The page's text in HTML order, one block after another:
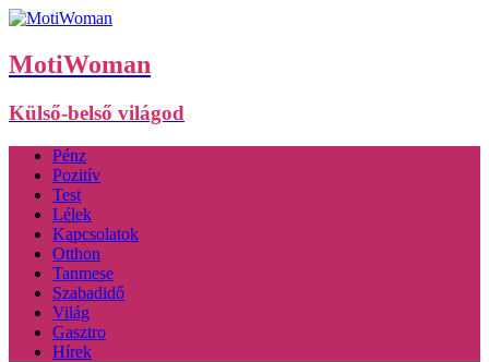
MotiWoman
Külső-belső világod
Pénz
Pozitív
Test
Lélek
Kapcsolatok
Otthon
Tanmese
Szabadidő
Világ
Gasztro
Hírek